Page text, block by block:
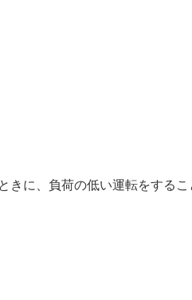
に、負荷の低い運転をする